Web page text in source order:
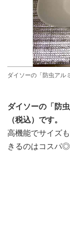
ダイソーの「防虫アル
ダイソーの「防
（税込）です。
高機能でサイズ
きるのはコスパ◎